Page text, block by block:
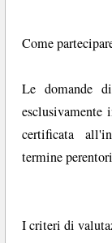
Come
Le domande
certificata
termine
I criteri di